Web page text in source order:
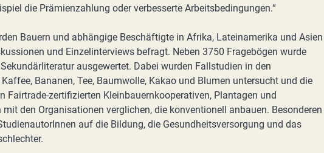
die Prämienzahlung oder verbesserte Arbeitsbedingungen.“
Bauern und abhängige Beschäftigte in Afrika, Lateinamerika und Asien
und Einzelinterviews befragt. Neben 3750 Fragebögen wurde
ausgewertet. Dabei wurden Fallstudien in den
Bananen, Tee, Baumwolle, Kakao und Blumen untersucht und die
Fairtrade-zertifizierten Kleinbauernkooperativen, Plantagen und
mit den Organisationen verglichen, die konventionell anbauen. Besonderen
auf die Bildung, die Gesundheitsversorgung und das